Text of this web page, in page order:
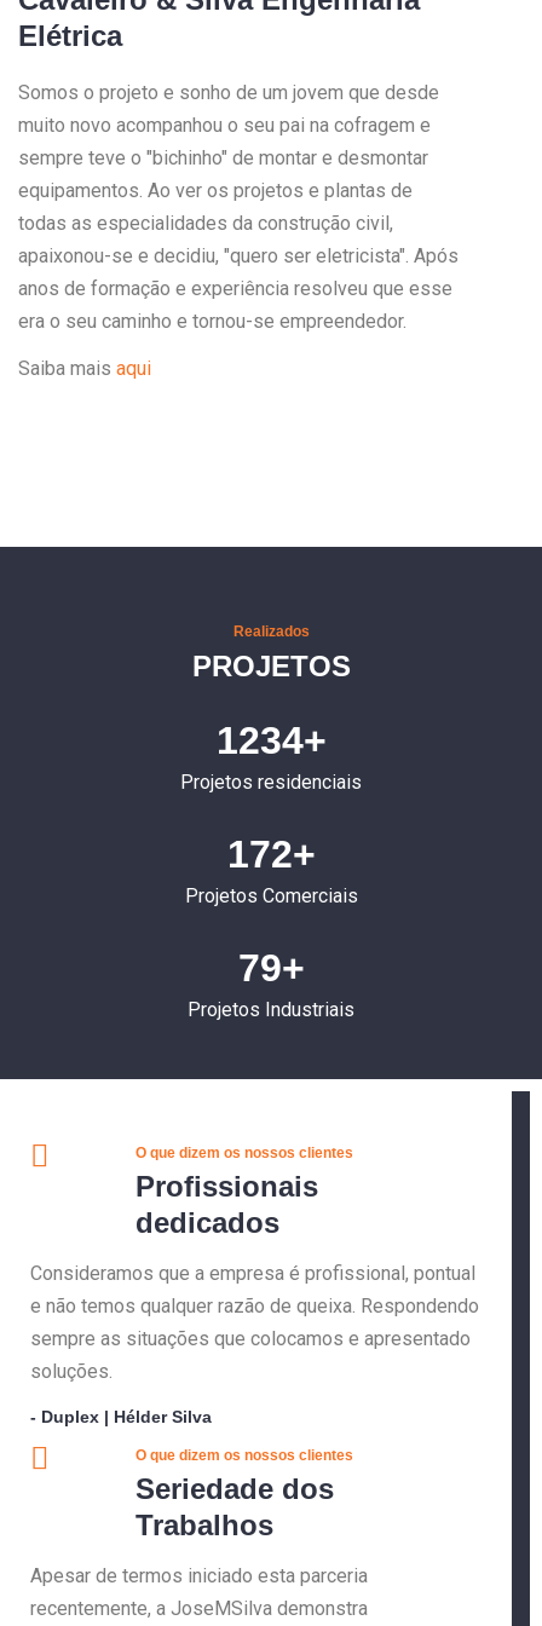
Elétrica
Somos o projeto e sonho de um jovem que desde
muito novo acompanhou o seu pai na cofragem e
sempre teve o "bichinho" de montar e desmontar
equipamentos. Ao ver os projetos e plantas de
todas as especialidades da construção civil,
apaixonou-se e decidiu, "quero ser eletricista". Após
anos de formação e experiência resolveu que esse
era o seu caminho e tornou-se empreendedor.
Saiba mais aqui
Realizados
PROJETOS
1234+
Projetos residenciais
172+
Projetos Comerciais
79+
Projetos Industriais
O que dizem os nossos clientes
Profissionais
dedicados
Consideramos que a empresa é profissional, pontual
e não temos qualquer razão de queixa. Respondendo
sempre as situações que colocamos e apresentado
soluções.
- Duplex | Hélder Silva
O que dizem os nossos clientes
Seriedade dos
Trabalhos
Apesar de termos iniciado esta parceria
recentemente, a JoseMSilva demonstra